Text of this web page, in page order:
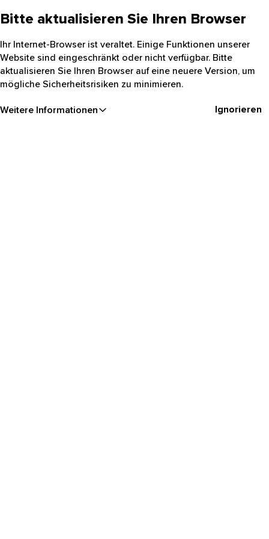
Bitte aktualisieren Sie Ihren Browser
Ihr Internet-Browser ist veraltet. Einige Funktionen unserer
Website sind eingeschränkt oder nicht verfügbar. Bitte
aktualisieren Sie Ihren Browser auf eine neuere Version, um
mögliche Sicherheitsrisiken zu minimieren.
Weitere Informationen Ignorieren